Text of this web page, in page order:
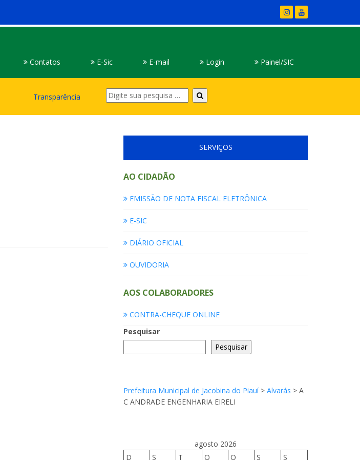
Contatos E-Sic E-mail Login Painel/SIC
Transparência
Digite
sua
pesquisa
SERVIÇOS
AO CIDADÃO
EMISSÃO DE NOTA FISCAL ELETRÔNICA
E-SIC
DIÁRIO OFICIAL
OUVIDORIA
AOS COLABORADORES
CONTRA-CHEQUE ONLINE
Pesquisar
Pesquisar
Prefeitura Municipal de Jacobina do Piauí> Alvarás > A
C ANDRADE ENGENHARIA EIRELI
agosto 2026
D
S T Q Q S S